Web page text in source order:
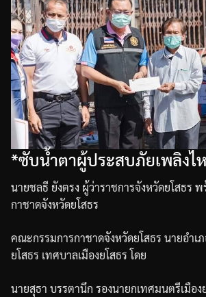
*ซับน้ำตาผู้ประสบภัยเพลิงไ
นายชลธี ยังตรง ผู้ว่าราชการจังหวัดยโสธร พ
กาชาดจังหวัดยโสธร
คณะกรรมการกาชาดจังหวัดยโสธร นายอำเ
ยโสธร เทศบาลเมืองยโสธร โดย
นายสุธา บรรตานึก รองนายกเทศมนตรีเมือง